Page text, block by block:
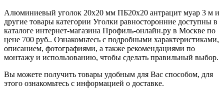
Алюминиевый уголок 20х20 мм ПБ20х20 антрацит муар 3 м и
другие товары категории Уголки равносторонние доступны в
каталоге интернет-магазина Профиль-онлайн.ру в Москве по
цене 700 руб.. Ознакомьтесь с подробными характеристиками,
описанием, фотографиями, а также рекомендациями по
монтажу и использованию, чтобы сделать правильный выбор.
Вы можете получить товары удобным для Вас способом, для
этого ознакомьтесь с информацией о доставке.